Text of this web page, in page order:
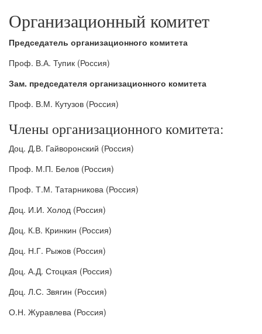
Организационный комитет
Председатель организационного комитета
Проф. В.А. Тупик (Россия)
Зам. председателя организационного комитета
Проф. В.М. Кутузов (Россия)
Члены организационного комитета:
Доц. Д.В. Гайворонский (Россия)
Проф. М.П. Белов (Россия)
Проф. Т.М. Татарникова (Россия)
Доц. И.И. Холод (Россия)
Доц. К.В. Кринкин (Россия)
Доц. Н.Г. Рыжов (Россия)
Доц. А.Д. Стоцкая (Россия)
Доц. Л.С. Звягин (Россия)
О.Н. Журавлева (Россия)